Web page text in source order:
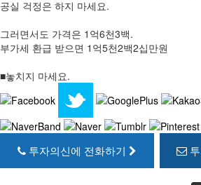
공실 걱정은 하지 마세요.
그러면서도 가격은 1억6천3백.
부가세 환급 받으면 1억5천2백2십만원
■놓치지 마세요.
투자의신에 전화하기 투